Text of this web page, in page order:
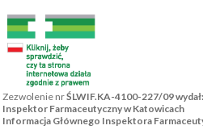
Zezwolenie nrŚLWIF.KA-4100-227/09
Inspektor Farmaceutyczny w Katowicach
Informacja Głównego Inspektora